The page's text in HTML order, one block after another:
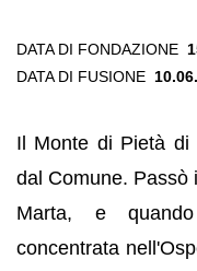
DATA DI FONDAZIONE
DATA DI FUSIONE
Il Monte di Pietà di
dal Comune. Passò
Marta, e
concentrata